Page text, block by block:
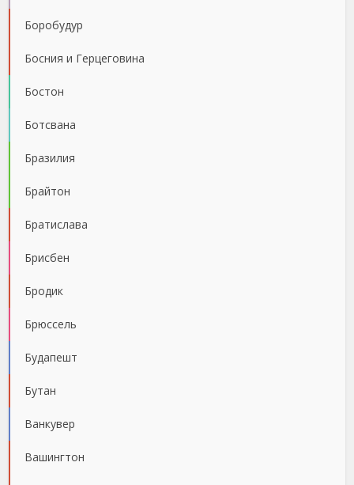
Боробудур
Босния и Герцеговина
Бостон
Ботсвана
Бразилия
Брайтон
Братислава
Брисбен
Бродик
Брюссель
Будапешт
Бутан
Ванкувер
Вашингтон